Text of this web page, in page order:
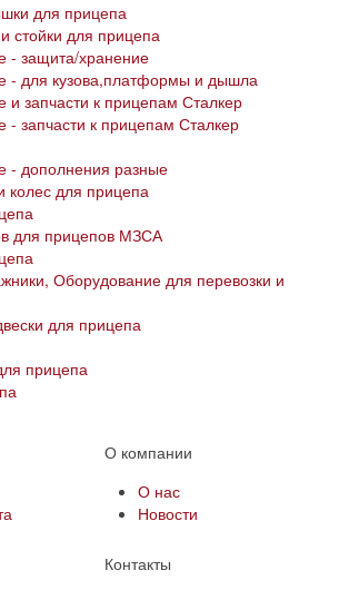
для прицепа
стойки для прицепа
- защита/хранение
- для кузова,платформы и дышла
и запчасти к прицепам Сталкер
- запчасти к прицепам Сталкер
- дополнения разные
колес для прицепа
для прицепов МЗСА
Оборудование для перевозки и
для прицепа
прицепа
О компании
О нас
Новости
Контакты